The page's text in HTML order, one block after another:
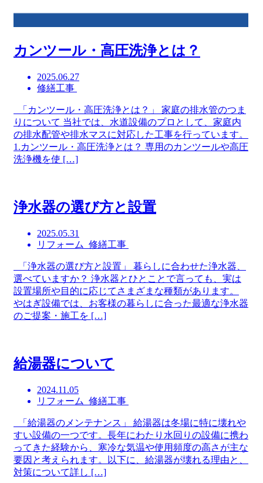
カンツール・高圧洗浄とは？
2025.06.27
修繕工事
「カンツール・高圧洗浄とは？」 家庭の排水管のつま
りについて 当社では、水道設備のプロとして、家庭内
の排水配管や排水マスに対応した工事を行っています。
1.カンツール・高圧洗浄とは？ 専用のカンツールや高圧
洗浄機を使 […]
浄水器の選び方と設置
2025.05.31
リフォーム 修繕工事
「浄水器の選び方と設置」 暮らしに合わせた浄水器、
選べていますか？ 浄水器とひとことで言っても、実は
設置場所や目的に応じてさまざまな種類があります。
やはぎ設備では、お客様の暮らしに合った最適な浄水器
のご提案・施工を […]
給湯器について
2024.11.05
リフォーム 修繕工事
「給湯器のメンテナンス」 給湯器は冬場に特に壊れや
すい設備の一つです。長年にわたり水回りの設備に携わ
ってきた経験から、寒冷な気温や使用頻度の高さが主な
要因と考えられます。以下に、給湯器が壊れる理由と、
対策について詳し […]